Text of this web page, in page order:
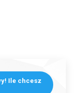
Ile chcesz